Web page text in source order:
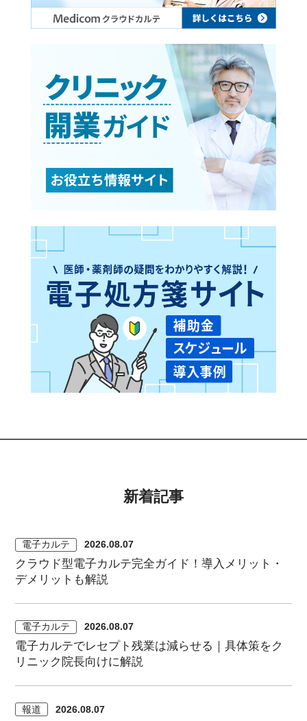
新着記事
電子カルテ 2026.08.07
クラウド型電子カルテ完全ガイド！導入メリット・
デメリットも解説
電子カルテ 2026.08.07
電子カルテでレセプト残業は減らせる｜具体策をク
リニック院長向けに解説
報道 2026.08.07